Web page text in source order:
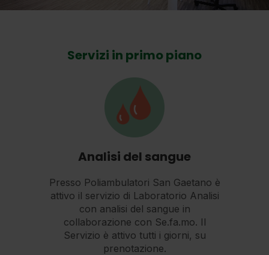
Servizi in primo piano
Analisi del sangue
Presso Poliambulatori San Gaetano è
attivo il servizio di Laboratorio Analisi
con analisi del sangue in
collaborazione con Se.fa.mo. Il
Servizio è attivo tutti i giorni, su
prenotazione.